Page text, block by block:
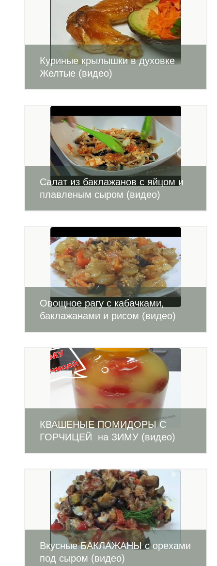
Куриные крылышки в духовке
Желтые (видео)
Салат из баклажанов с яйцом и
плавленым сыром (видео)
Овощное рагу с кабачками,
баклажанами и рисом (видео)
КВАШЕНЫЕ ПОМИДОРЫ С
ГОРЧИЦЕЙ на ЗИМУ (видео)
Вкусные БАКЛАЖАНЫ с орехами
под сыром (видео)